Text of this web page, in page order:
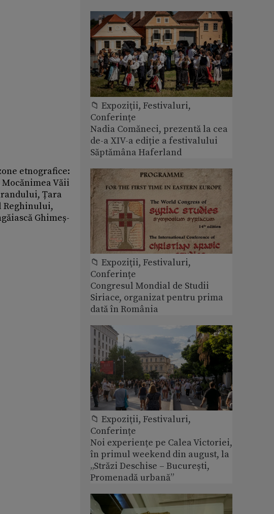
etnografice:
Văii
Țara
Reghinului,
Ghimeș-
📁 Expoziţii, Festivaluri,
Conferințe
Nadia Comăneci, prezentă la cea
de-a XIV-a ediție a festivalului
Săptămâna Haferland
📁 Expoziţii, Festivaluri,
Conferințe
Congresul Mondial de Studii
Siriace, organizat pentru prima
dată în România
📁 Expoziţii, Festivaluri,
Conferințe
Noi experiențe pe Calea Victoriei,
în primul weekend din august, la
„Străzi Deschise – București,
Promenadă urbană”